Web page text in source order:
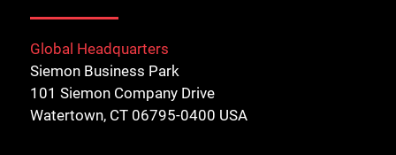
Global Headquarters
Siemon Business Park
101 Siemon Company Drive
Watertown, CT 06795-0400 USA